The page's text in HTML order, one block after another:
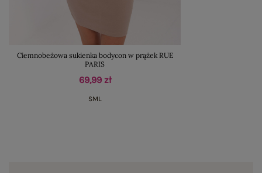
Ciemnobeżowa sukienka bodycon w prążek RUE
PARIS
69,99 zł
SML